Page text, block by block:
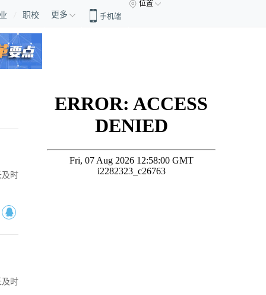
职校 更多 手机端
位置
时
时